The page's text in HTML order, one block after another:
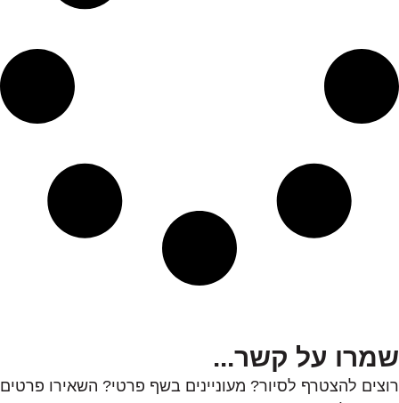
שמרו על קשר...
רוצים להצטרף לסיור? מעוניינים בשף פרטי? השאירו פרטים